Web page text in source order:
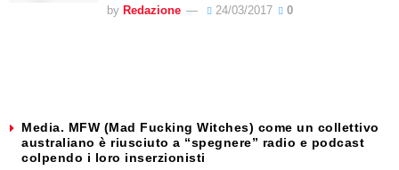
by Redazione 24/03/2017 0
Media. MFW (Mad Fucking Witches) come un collettivo
australiano è riusciuto a “spegnere” radio e podcast
colpendo i loro inserzionisti